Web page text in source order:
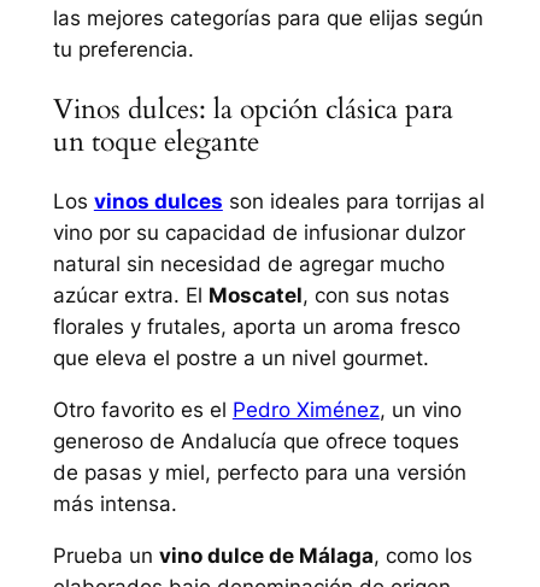
las mejores categorías para que elijas según
tu preferencia.
Vinos dulces: la opción clásica para
un toque elegante
Los vinos dulces son ideales para torrijas al
vino por su capacidad de infusionar dulzor
natural sin necesidad de agregar mucho
azúcar extra. El Moscatel, con sus notas
florales y frutales, aporta un aroma fresco
que eleva el postre a un nivel gourmet.
Otro favorito es el Pedro Ximénez, un vino
generoso de Andalucía que ofrece toques
de pasas y miel, perfecto para una versión
más intensa.
Prueba un vino dulce de Málaga, como los